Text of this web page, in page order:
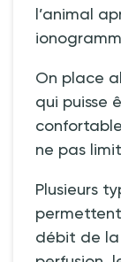
l’animal
On place
qui puisse
ne pas
Plusieurs
débit de la